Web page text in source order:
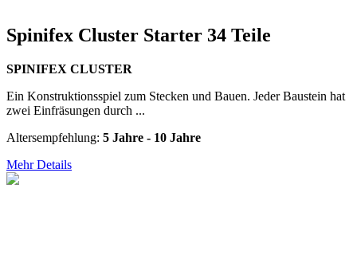
Spinifex Cluster Starter 34 Teile
SPINIFEX CLUSTER
Ein Konstruktionsspiel zum Stecken und Bauen. Jeder Baustein hat
zwei Einfräsungen durch ...
Altersempfehlung: 5 Jahre - 10 Jahre
Mehr Details